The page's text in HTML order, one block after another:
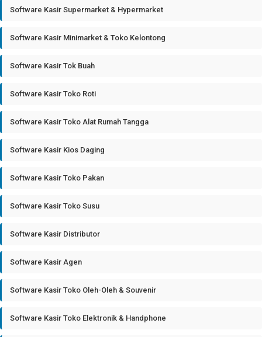
Software Kasir Supermarket & Hypermarket
Software Kasir Minimarket & Toko Kelontong
Software Kasir Tok Buah
Software Kasir Toko Roti
Software Kasir Toko Alat Rumah Tangga
Software Kasir Kios Daging
Software Kasir Toko Pakan
Software Kasir Toko Susu
Software Kasir Distributor
Software Kasir Agen
Software Kasir Toko Oleh-Oleh & Souvenir
Software Kasir Toko Elektronik & Handphone